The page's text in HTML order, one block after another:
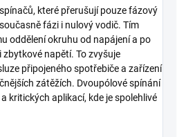
které přerušují pouze fázový
fázi i nulový vodič. Tím
oddělení okruhu od napájení a po
napětí. To zvyšuje
připojeného spotřebiče a zařízení
zátěžích. Dvoupólové spínání
kritických aplikací, kde je spolehlivé